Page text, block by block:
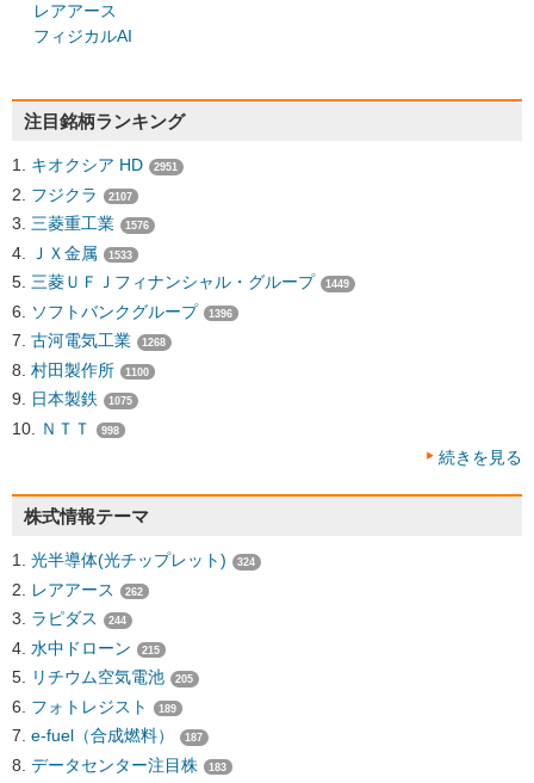
レアアース
フィジカルAI
注目銘柄ランキング
キオクシア HD 2951
フジクラ 2107
三菱重工業 1576
ＪＸ金属 1533
三菱ＵＦＪフィナンシャル・グループ 1449
ソフトバンクグループ 1396
古河電気工業 1268
村田製作所 1100
日本製鉄 1075
ＮＴＴ 998
続きを見る
株式情報テーマ
光半導体(光チップレット) 324
レアアース 262
ラピダス 244
水中ドローン 215
リチウム空気電池 205
フォトレジスト 189
e-fuel（合成燃料） 187
データセンター注目株 183